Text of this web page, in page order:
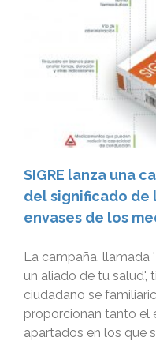
SIGRE lanza una
del significado de
envases de los
La campaña, llamada
un aliado de tu salud',
ciudadano se
proporcionan tanto el
apartados en los que